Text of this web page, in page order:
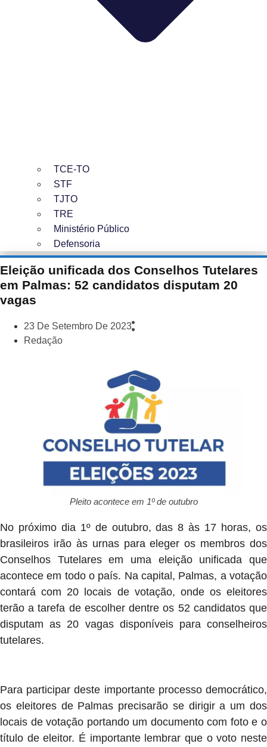
TCE-TO
STF
TJTO
TRE
Ministério Público
Defensoria
Eleição unificada dos Conselhos Tutelares
em Palmas: 52 candidatos disputam 20
vagas
23 De Setembro De 2023
Redação
Pleito acontece em 1º de outubro
No próximo dia 1º de outubro, das 8 às 17 horas, os
brasileiros irão às urnas para eleger os membros dos
Conselhos Tutelares em uma eleição unificada que
acontece em todo o país. Na capital, Palmas, a votação
contará com 20 locais de votação, onde os eleitores
terão a tarefa de escolher dentre os 52 candidatos que
disputam as 20 vagas disponíveis para conselheiros
tutelares.
Para participar deste importante processo democrático,
os eleitores de Palmas precisarão se dirigir a um dos
locais de votação portando um documento com foto e o
título de eleitor. É importante lembrar que o voto neste